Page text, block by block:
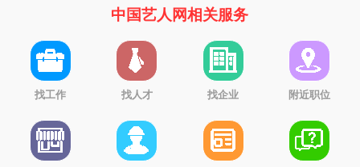
中国艺人网相关服务
找工作 找人才 找企业 附近职位